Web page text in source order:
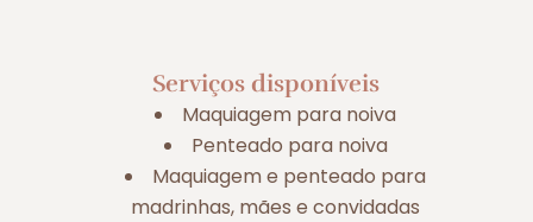
Serviços disponíveis
Maquiagem para noiva
Penteado para noiva
Maquiagem e penteado para
madrinhas, mães e convidadas